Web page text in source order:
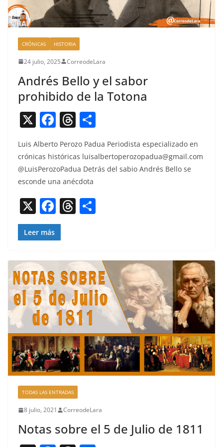
CRÓNICAS HISTORIA
24 julio, 2025 CorreodeLara
Andrés Bello y el sabor
prohibido de la Totona
X F
c
e
b
o
o
k
T
re
a
d
s
o
m
p
Luis Alber­to Per­o­zo Pad­ua Peri­odista espe­cial­iza­do en
cróni­cas históri­c­as luisalbertoperozopadua@gmail.com
@LuisPerozoPadua Detrás del sabio Andrés Bel­lo se
esconde una anécdota
X F
a
c
b
o
o
k
T
d
s
ar
tir
Leer más
TODAS LAS ENTRADAS
8 julio, 2021 CorreodeLara
Notas sobre el 5 de Julio de 1811